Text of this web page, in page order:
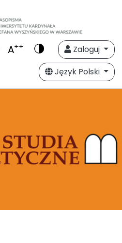
A++
Zaloguj
Język Polski